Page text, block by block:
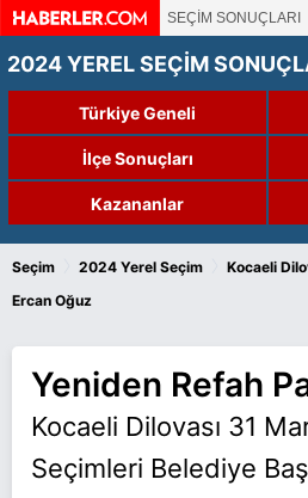
SEÇİM SONUÇLARI
2024 YEREL SEÇİM
Türkiye Geneli
İlçe Sonuçları
Kazananlar
Seçim 2024 Yerel Seçim Kocaeli
Ercan Oğuz
Yeniden Refah
Kocaeli Dilovası 31
Seçimleri Belediye